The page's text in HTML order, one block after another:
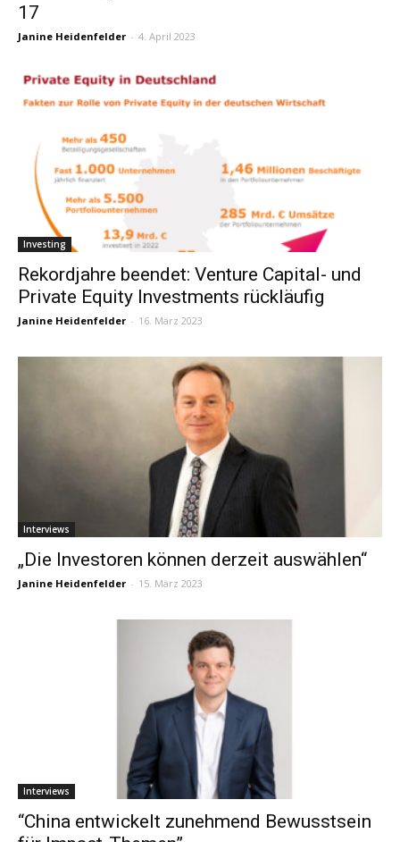
17
Janine Heidenfelder - 4. April 2023
Investing
Rekordjahre beendet: Venture Capital- und
Private Equity Investments rückläufig
Janine Heidenfelder - 16. März 2023
Interviews
„Die Investoren können derzeit auswählen“
Janine Heidenfelder - 15. März 2023
Interviews
“China entwickelt zunehmend Bewusstsein